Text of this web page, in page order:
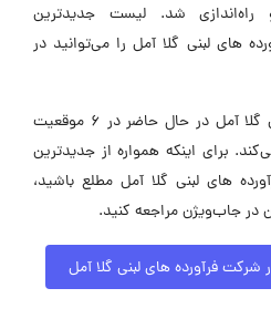
شد. لیست جدیدترین
های لبنی گلا آمل را می‌توانید در
شرکت فرآورده های لبنی گلا آمل در حال حاضر در ۶ موقعیت
برای اینکه همواره از جدیدترین
های لبنی گلا آمل مطلع باشید،
جاب‌ویژن مراجعه کنید.
فرآورده های لبنی گلا آمل